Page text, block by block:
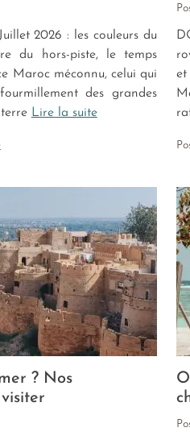
2026 : les couleurs du
du hors-piste, le temps
Maroc méconnu, celui qui
des grandes
Lire la suite
? Nos